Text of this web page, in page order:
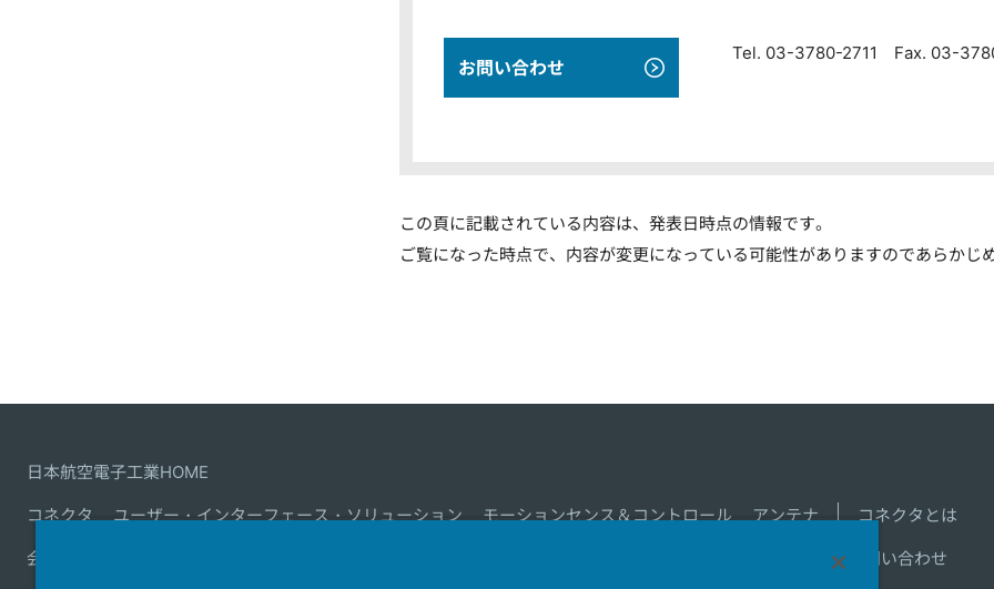
お問い合わせ
Tel. 03-3780-2711 Fax. 03-
この頁に記載されている内容は、発表日時点の情報です。
ご覧になった時点で、内容が変更になっている可能性がありますのであらかじ
日本航空電子工業HOME
コネクタ ユーザー・インターフェース・ソリューション モーションセンス＆コントロール アンテナ コネクタとは
会社情報 お問い合わせ